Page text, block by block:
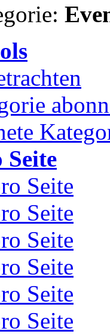
Seite
Seite
Seite
Seite
Seite
Seite